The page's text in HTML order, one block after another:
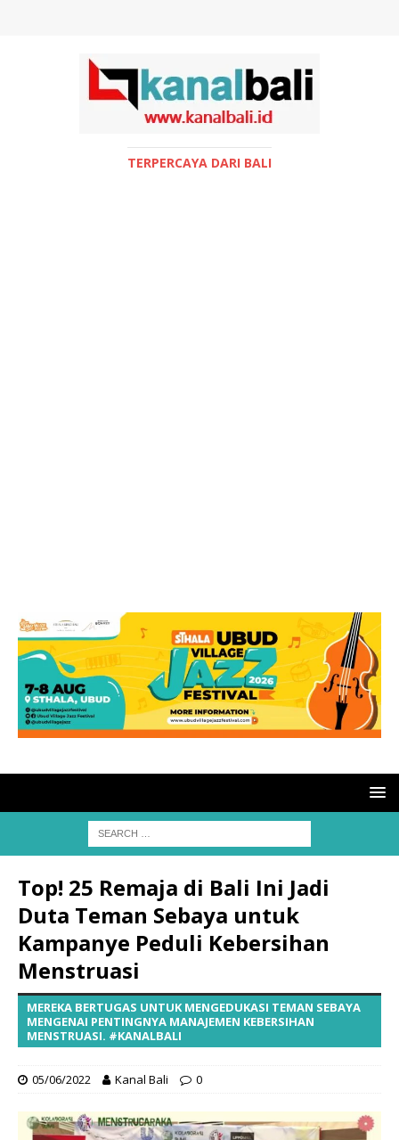
TERPERCAYA DARI BALI
Top! 25 Remaja di Bali Ini Jadi
Duta Teman Sebaya untuk
Kampanye Peduli Kebersihan
Menstruasi
MEREKA BERTUGAS UNTUK MENGEDUKASI TEMAN SEBAYA
MENGENAI PENTINGNYA MANAJEMEN KEBERSIHAN
MENSTRUASI. #KANALBALI
05/06/2022 Kanal Bali 0